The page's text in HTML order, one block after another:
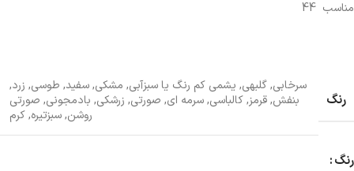
مناسب 44
رنگ
سرخابی,گلبهی, یشمی کم رنگ یا سبزآبی, مشکی,سفید, طوسی, زرد,
بنفش,قرمز,کالباسی,سرمه ای, صورتی, زرشکی, بادمجونی, صورتی
روشن,سبزتیره,کرم
رنگ